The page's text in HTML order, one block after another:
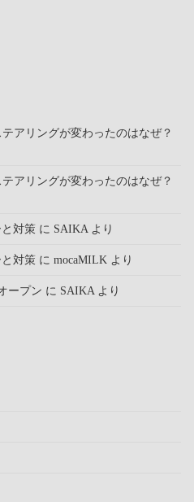
リングが変わったのはなぜ？
リングが変わったのはなぜ？
対策 に SAIKA より
対策 に mocaMILK より
ープン に SAIKA より